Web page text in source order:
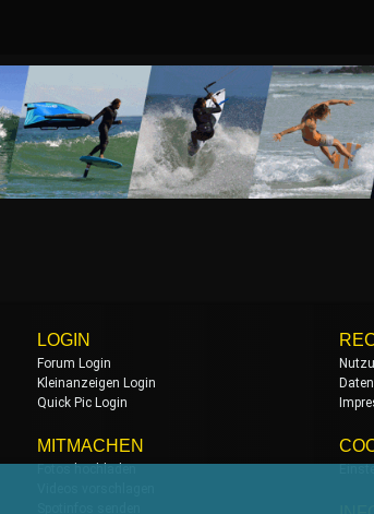
LOGIN
Forum Login
Kleinanzeigen Login
Quick Pic Login
MITMACHEN
Fotos hochladen